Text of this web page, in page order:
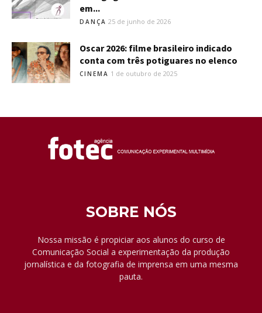
em...
DANÇA 25 de junho de 2026
Oscar 2026: filme brasileiro indicado
conta com três potiguares no elenco
CINEMA 1 de outubro de 2025
SOBRE NÓS
Nossa missão é propiciar aos alunos do curso de
Comunicação Social a experimentação da produção
jornalística e da fotografia de imprensa em uma mesma
pauta.